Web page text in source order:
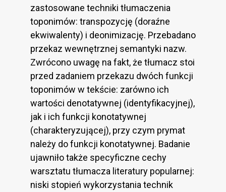
zastosowane techniki tłumaczenia
toponimów: transpozycję (doraźne
ekwiwalenty) i deonimizację. Przebadano
przekaz wewnętrznej semantyki nazw.
Zwrócono uwagę na fakt, że tłumacz stoi
przed zadaniem przekazu dwóch funkcji
toponimów w tekście: zarówno ich
wartości denotatywnej (identyfikacyjnej),
jak i ich funkcji konotatywnej
(charakteryzującej), przy czym prymat
należy do funkcji konotatywnej. Badanie
ujawniło także specyficzne cechy
warsztatu tłumacza literatury popularnej:
niski stopień wykorzystania technik